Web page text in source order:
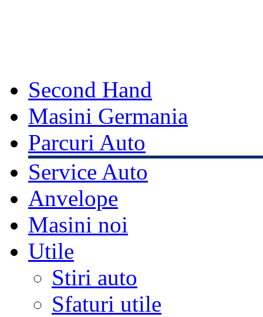
Second Hand
Masini Germania
Parcuri Auto
Service Auto
Anvelope
Masini noi
Utile
Stiri auto
Sfaturi utile